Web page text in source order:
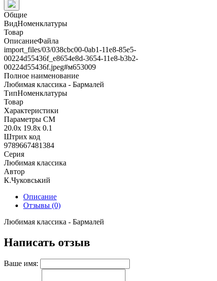
Общие
ВидНоменклатуры
Товар
ОписаниеФайла
import_files/03/038cbc00-0ab1-11e8-85e5-
00224d55436f_e8654e8d-3654-11e8-b3b2-
00224d55436f.jpeg#м653009
Полное наименование
Любимая классика - Бармалей
ТипНоменклатуры
Товар
Характеристики
Параметры СМ
20.0x 19.8x 0.1
Штрих код
9789667481384
Серия
Любимая классика
Автор
К.Чуковський
Описание
Отзывы (0)
Любимая классика - Бармалей
Написать отзыв
Ваше имя: